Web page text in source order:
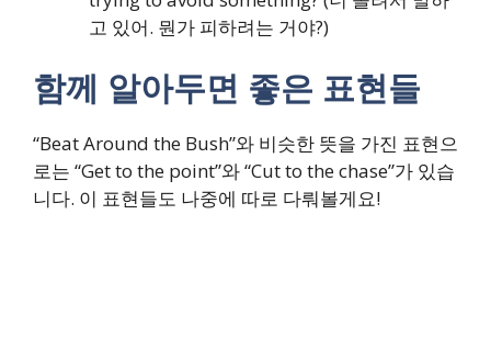
고 있어. 뭔가 피하려는 거야?)
함께 알아두면 좋은 표현들
“Beat Around the Bush”와 비슷한 뜻을 가진 표현으
로는 “Get to the point”와 “Cut to the chase”가 있습
니다. 이 표현들도 나중에 따로 다뤄볼게요!